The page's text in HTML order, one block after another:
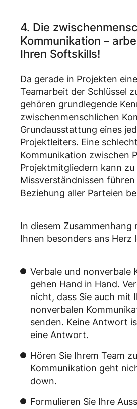
4. Die
Kommunikation –
Ihren Softskills!
Da gerade in Projekten
Teamarbeit der Schlüssel
gehören grundlegende
zwischenmenschlichen
Grundausstattung eines
Projektleiters. Eine
Kommunikation zwischen
Projektmitgliedern kann zu
Missverständnissen
Beziehung aller Parteien
In diesem Zusammenhang
Ihnen besonders ans Herz
Verbale und nonverbale
gehen Hand in Hand.
nicht, dass Sie auch mit
nonverbalen
senden. Keine Antwort
eine Antwort.
Hören Sie Ihrem Team
Kommunikation geht
down.
Formulieren Sie Ihre